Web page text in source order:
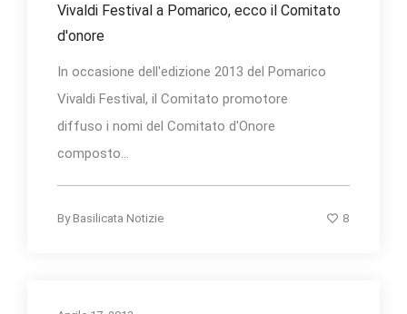
Vivaldi Festival a Pomarico, ecco il Comitato
d'onore
In occasione dell'edizione 2013 del Pomarico
Vivaldi Festival, il Comitato promotore
diffuso i nomi del Comitato d'Onore
composto...
By Basilicata Notizie 8